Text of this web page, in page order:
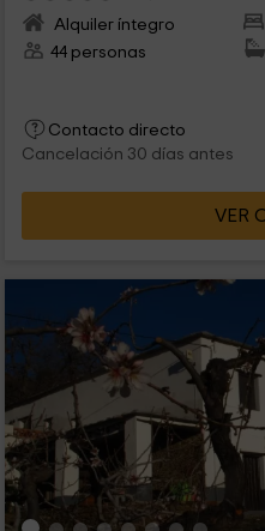
Alquiler íntegro
44 personas
Contacto directo
Cancelación 30 días antes
VER